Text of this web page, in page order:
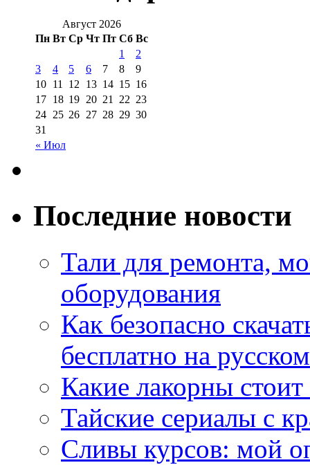
Август 2026
Пн Вт Ср Чт Пт Сб Вс
« Июл
1
2
3
4 5 6 7 8
9
10 11 12 13 14 15 16
17 18 19 20 21 22 23
24 25 26 27 28 29 30
31
Последние новости
Тали для ремонта,
оборудования
Как безопасно
бесплатно на
Какие лакорны
Тайские сериалы с
Сливы курсов: мой